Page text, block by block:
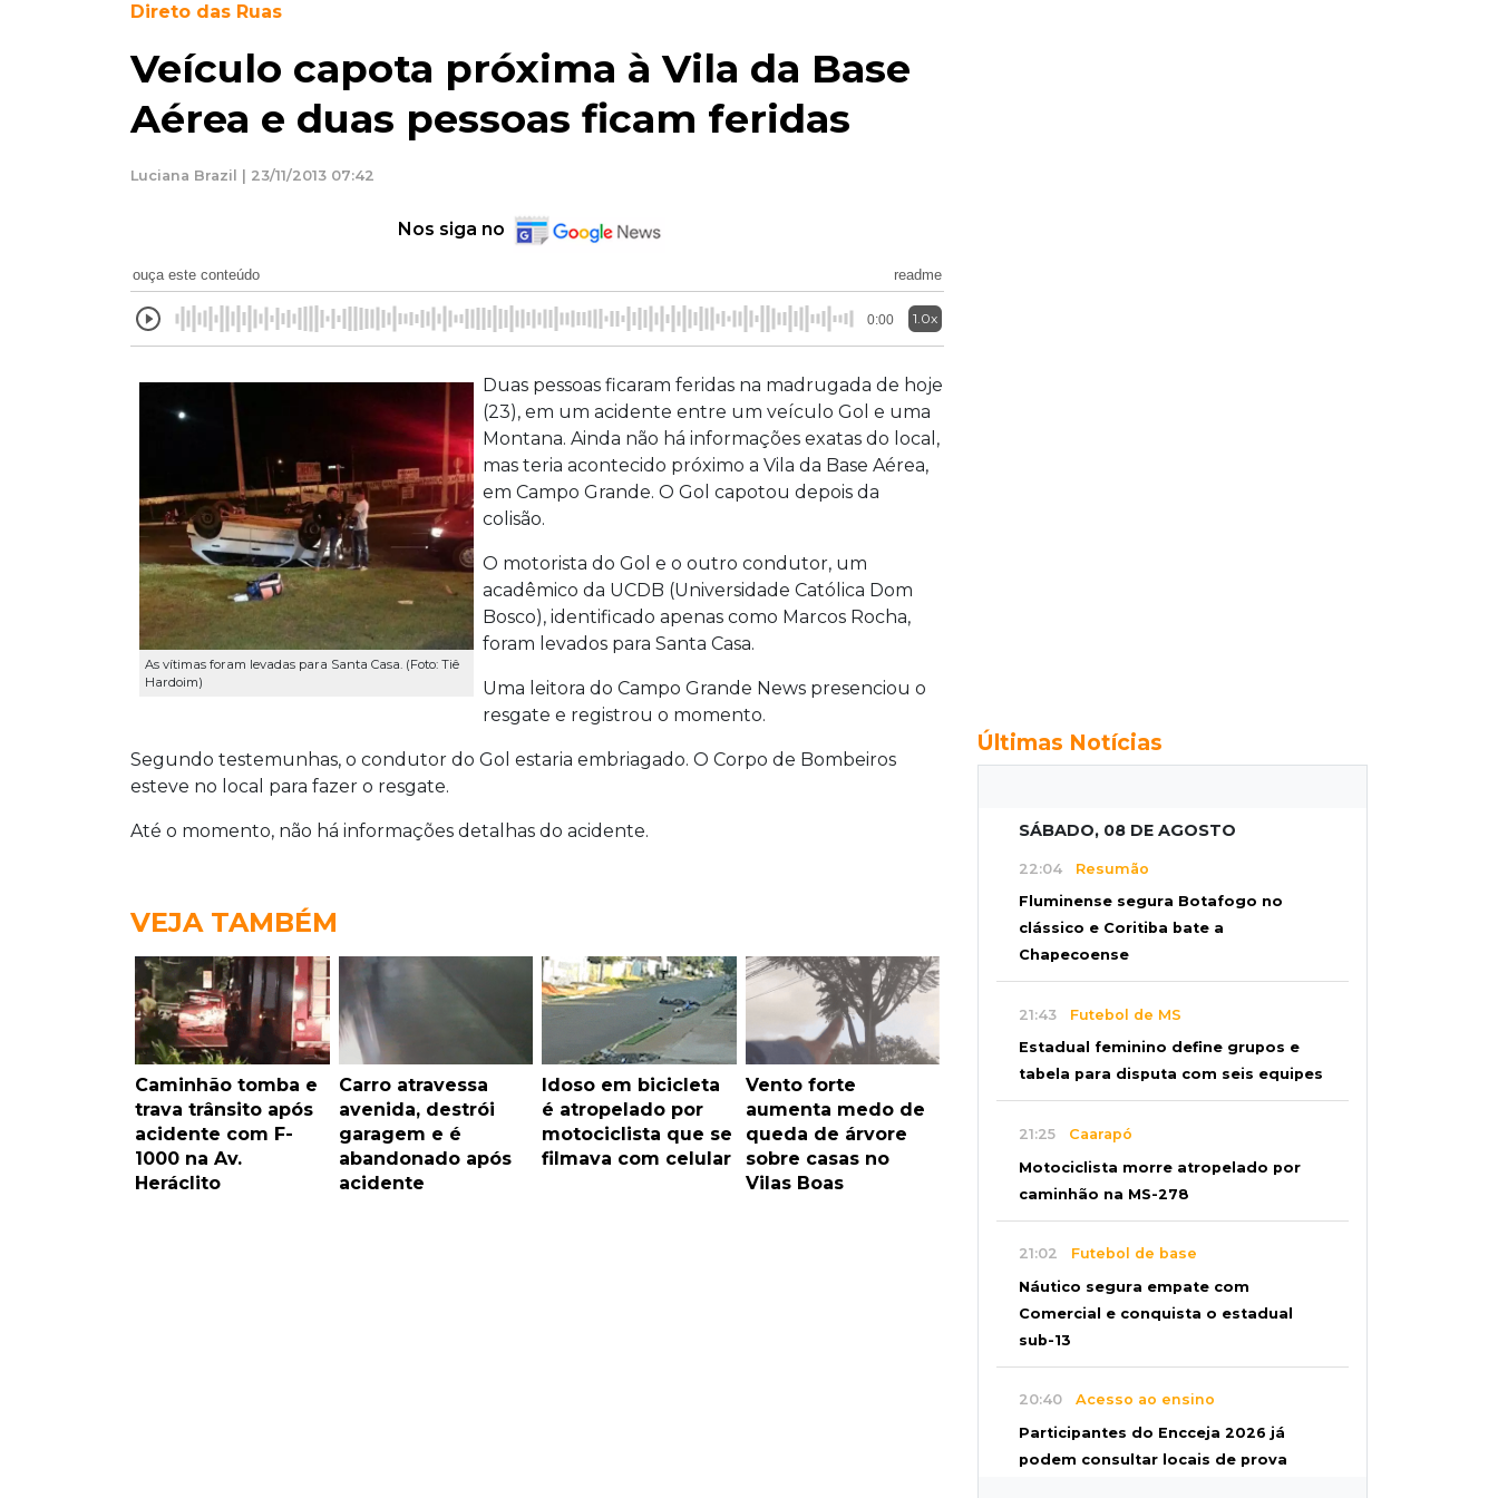
Direto das Ruas
Veículo capota próxima à Vila da Base
Aérea e duas pessoas ficam feridas
Luciana Brazil | 23/11/2013 07:42
Nos siga no
ouça este conteúdo readme
0:00 1.0x
As vítimas foram levadas para Santa Casa. (Foto: Tiê
Hardoim)
Duas pessoas ficaram feridas na madrugada de hoje
(23), em um acidente entre um veículo Gol e uma
Montana. Ainda não há informações exatas do local,
mas teria acontecido próximo a Vila da Base Aérea,
em Campo Grande. O Gol capotou depois da
colisão.
O motorista do Gol e o outro condutor, um
acadêmico da UCDB (Universidade Católica Dom
Bosco), identificado apenas como Marcos Rocha,
foram levados para Santa Casa.
Uma leitora do Campo Grande News presenciou o
resgate e registrou o momento.
Segundo testemunhas, o condutor do Gol estaria embriagado. O Corpo de Bombeiros
esteve no local para fazer o resgate.
Até o momento, não há informações detalhas do acidente.
VEJA TAMBÉM
Caminhão tomba e
trava trânsito após
acidente com F-
1000 na Av.
Heráclito
Carro atravessa
avenida, destrói
garagem e é
abandonado após
acidente
Idoso em bicicleta
é atropelado por
motociclista que se
filmava com celular
Vento forte
aumenta medo de
queda de árvore
sobre casas no
Vilas Boas
Últimas Notícias
SÁBADO, 08 DE AGOSTO
22:04 Resumão
Fluminense segura Botafogo no
clássico e Coritiba bate a
Chapecoense
21:43 Futebol de MS
Estadual feminino define grupos e
tabela para disputa com seis equipes
21:25 Caarapó
Motociclista morre atropelado por
caminhão na MS-278
21:02 Futebol de base
Náutico segura empate com
Comercial e conquista o estadual
sub-13
20:40 Acesso ao ensino
Participantes do Encceja 2026 já
podem consultar locais de prova